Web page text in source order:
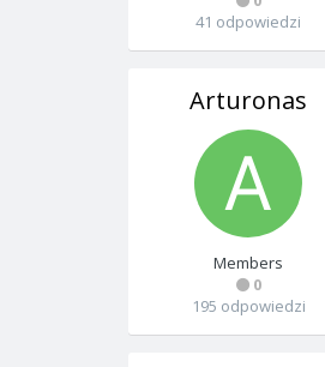
41 odpowiedzi
Arturonas
Members
0
195 odpowiedzi